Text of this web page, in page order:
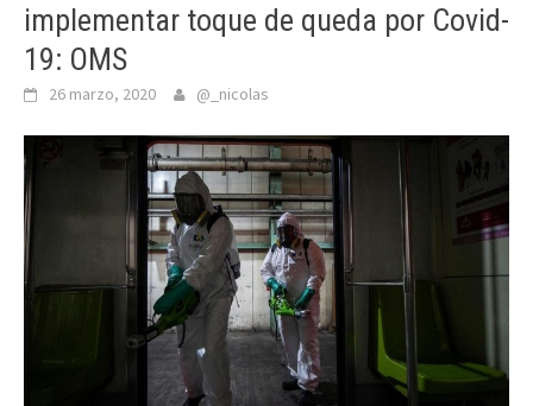
implementar toque de queda por Covid-
19: OMS
26 marzo, 2020 @_nicolas